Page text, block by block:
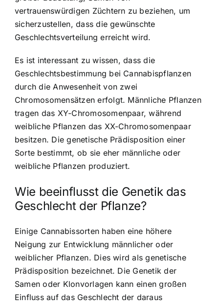
vertrauenswürdigen Züchtern zu beziehen, um
sicherzustellen, dass die gewünschte
Geschlechtsverteilung erreicht wird.
Es ist interessant zu wissen, dass die
Geschlechtsbestimmung bei Cannabispflanzen
durch die Anwesenheit von zwei
Chromosomensätzen erfolgt. Männliche Pflanzen
tragen das XY-Chromosomenpaar, während
weibliche Pflanzen das XX-Chromosomenpaar
besitzen. Die genetische Prädisposition einer
Sorte bestimmt, ob sie eher männliche oder
weibliche Pflanzen produziert.
Wie beeinflusst die Genetik das
Geschlecht der Pflanze?
Einige Cannabissorten haben eine höhere
Neigung zur Entwicklung männlicher oder
weiblicher Pflanzen. Dies wird als genetische
Prädisposition bezeichnet. Die Genetik der
Samen oder Klonvorlagen kann einen großen
Einfluss auf das Geschlecht der daraus